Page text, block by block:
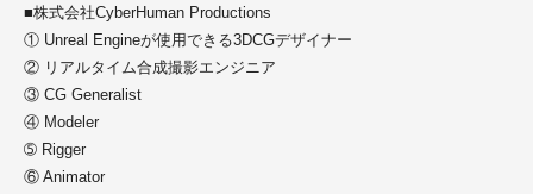
■株式会社CyberHuman Productions
① Unreal Engineが使用できる3DCGデザイナー
② リアルタイム合成撮影エンジニア
③ CG Generalist
④ Modeler
➄ Rigger
⑥ Animator